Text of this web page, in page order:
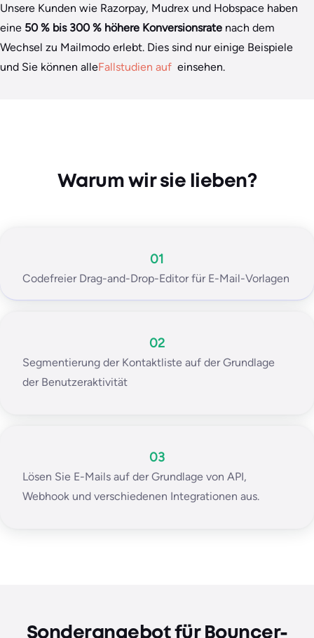
Unsere Kunden wie Razorpay, Mudrex und Hobspace haben
eine 50 % bis 300 % höhere Konversionsrate nach dem
Wechsel zu Mailmodo erlebt. Dies sind nur einige Beispiele
und Sie können alleFallstudien auf einsehen.
Warum wir sie lieben?
01
Codefreier Drag-and-Drop-Editor für E-Mail-Vorlagen
02
Segmentierung der Kontaktliste auf der Grundlage
der Benutzeraktivität
03
Lösen Sie E-Mails auf der Grundlage von API,
Webhook und verschiedenen Integrationen aus.
Sonderangebot für Bouncer-